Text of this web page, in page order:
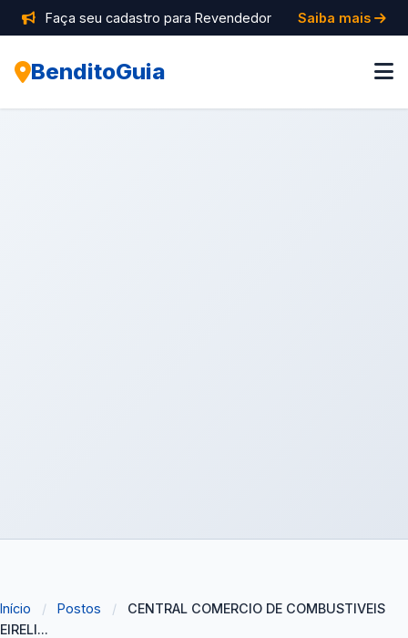
Faça seu cadastro para Revendedor Saiba mais
BenditoGuia
Início / Postos /
CENTRAL COMERCIO DE COMBUSTIVEIS
EIRELI...